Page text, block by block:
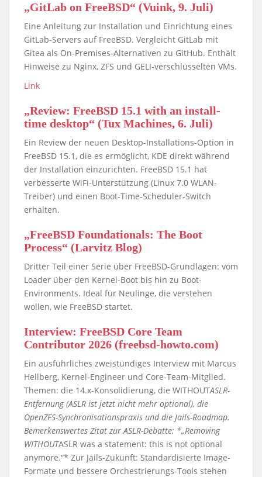
„GitLab on FreeBSD“ (Vuink, 9. Juli)
Eine Anleitung zur Installation und Einrichtung eines
GitLab-Servers auf FreeBSD. Vergleicht GitLab mit
Gitea als On-Premises-Alternativen zu GitHub. Enthält
Hinweise zu Nginx, ZFS und GELI-verschlüsselten VMs.
Link
„Review: FreeBSD 15.1 with an install-
time desktop“ (Tux Machines, 6. Juli)
Ein Review der neuen Desktop-Installations-Option in
FreeBSD 15.1, die es ermöglicht, KDE direkt während
der Installation einzurichten. FreeBSD 15.1 hat
verbesserte WiFi-Unterstützung (Linux 7.0 WLAN-
Treiber) und einen Boot-Time-Scheduler-Switch
erhalten.
„FreeBSD Foundationals: The Boot
Process“ (Larvitz Blog)
Dritter Teil einer Serie über FreeBSD-Grundlagen: vom
Loader über den Kernel-Boot bis hin zu Boot-
Environments. Ideal für Neulinge, die verstehen
wollen, wie FreeBSD startet.
Interview: FreeBSD Core Team
Contributor 2026 (freebsd-howto.com)
Ein ausführliches zweistündiges Interview mit Marcus
Hellberg, Kernel-Engineer und Core-Team-Mitglied.
Themen: die 14.x-Konsolidierung, die WITHOUTASLR-
Entfernung (ASLR ist jetzt nicht mehr optional), die
OpenZFS-Synchronisationspraxis und die Jails-Roadmap.
Bemerkenswertes Zitat zur ASLR-Debatte: *„Removing
WITHOUTASLR was a statement: this is not optional
anymore.“* Zur Jails-Zukunft: Standardisierte Image-
Formate und bessere Orchestrierungs-Tools stehen